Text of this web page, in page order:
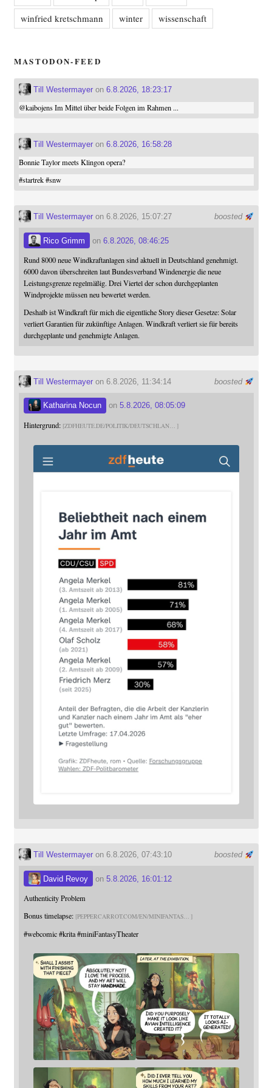
winfried kretschmann
winter wissenschaft
MASTODON-FEED
Till Westermayeron 6.8.2026, 18:23:17
@kaibojensIm Mittel über beide Folgen im Rahmen ...
Till Westermayeron 6.8.2026, 16:58:28
Bonnie Taylor meets Klingon opera?
#startrek #snw
boosted
Till Westermayeron 6.8.2026, 15:07:27
Rico Grimm on 6.8.2026, 08:46:25
Rund 8000 neue Windkraftanlagen sind aktuell in Deutschland genehmigt.
6000 davon überschreiten laut Bundesverband Windenergie die neue
Leistungsgrenze regelmäßig. Drei Viertel der schon durchgeplanten
Windprojekte müssen neu bewertet werden.
Deshalb ist Windkraft für mich die eigentliche Story dieser Gesetze: Solar
verliert Garantien für zukünftige Anlagen. Windkraft verliert sie für bereits
durchgeplante und genehmigte Anlagen.
boosted
Till Westermayeron 6.8.2026, 11:34:14
Katharina Nocun on 5.8.2026, 08:05:09
Hintergrund: ZDFHEUTE.DE/POLITIK/DEUTSCHLAN
boosted
Till Westermayeron 6.8.2026, 07:43:10
David Revoy on 5.8.2026, 16:01:12
Authenticity Problem
Bonus timelapse: PEPPERCARROT.COM/EN/MINIFANTAS
#webcomic #krita #miniFantasyTheater